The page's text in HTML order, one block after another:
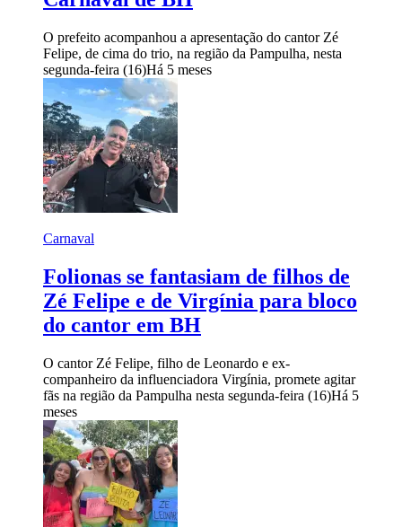
O prefeito acompanhou a apresentação do cantor Zé
Felipe, de cima do trio, na região da Pampulha, nesta
segunda-feira (16)Há 5 meses
Carnaval
Folionas se fantasiam de filhos de
Zé Felipe e de Virgínia para bloco
do cantor em BH
O cantor Zé Felipe, filho de Leonardo e ex-
companheiro da influenciadora Virgínia, promete agitar
fãs na região da Pampulha nesta segunda-feira (16)Há 5
meses